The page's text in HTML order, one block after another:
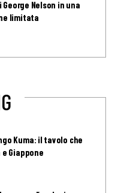
George Nelson in una
limitata
Kuma: il tavolo che
Giappone